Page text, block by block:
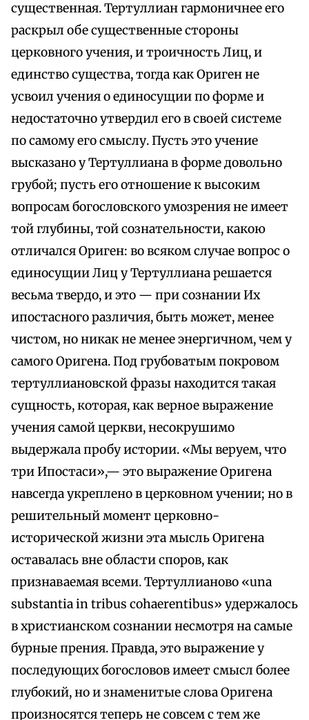
существенная. Тертуллиан гармоничнее его
раскрыл обе существенные стороны
церковного учения, и троичность Лиц, и
единство существа, тогда как Ориген не
усвоил учения о единосущии по форме и
недостаточно утвердил его в своей системе
по самому его смыслу. Пусть это учение
высказано у Тертуллиана в форме довольно
грубой; пусть его отношение к высоким
вопросам богословского умозрения не имеет
той глубины, той сознательности, какою
отличался Ориген: во всяком случае вопрос о
единосущии Лиц у Тертуллиана решается
весьма твердо, и это — при сознании Их
ипостасного различия, быть может, менее
чистом, но никак не менее энергичном, чем у
самого Оригена. Под грубоватым покровом
тертуллиановской фразы находится такая
сущность, которая, как верное выражение
учения самой церкви, несокрушимо
выдержала пробу истории. «Мы веруем, что
три Ипостаси»,— это выражение Оригена
навсегда укреплено в церковном учении; но в
решительный момент церковно-
исторической жизни эта мысль Оригена
оставалась вне области споров, как
признаваемая всеми. Тертуллианово «una
substantia in tribus cohaerentibus» удержалось
в христианском сознании несмотря на самые
бурные прения. Правда, это выражение у
последующих богословов имеет смысл более
глубокий, но и знаменитые слова Оригена
произносятся теперь не совсем с тем же